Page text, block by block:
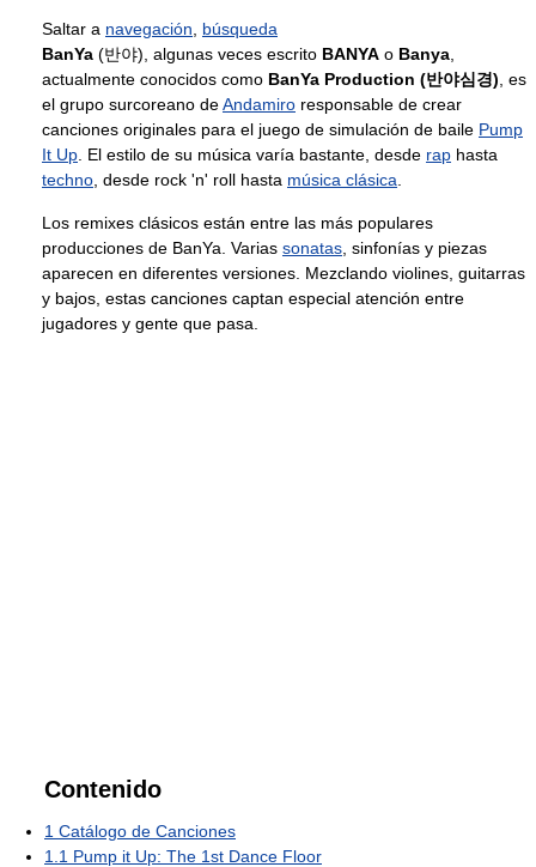
Saltar a navegación
búsqueda
BanYa (반야), algunas veces escrito BANYA o Banya
actualmente conocidos como BanYa Production (반야심경) , es
el grupo surcoreano deAndamiro responsable de crear
canciones originales para el juego de simulación de baile Pump
It Up . El estilo de su música varía bastante, desde rap hasta
techno , desde rock 'n' roll hasta música clásica
Los remixes clásicos están entre las más populares
producciones de BanYa. Varias sonatas , sinfonías y piezas
aparecen en diferentes versiones. Mezclando violines, guitarras
y bajos, estas canciones captan especial atención entre
jugadores y gente que pasa.
Contenido
1 Catálogo de Canciones
1.1 Pump it Up: The 1st Dance Floor